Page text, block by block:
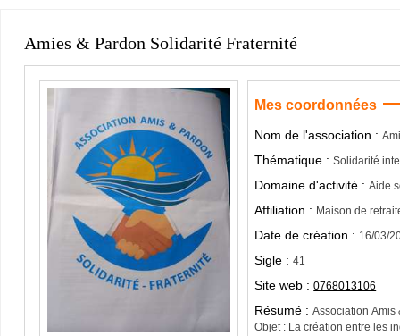
Amies & Pardon Solidarité Fraternité
Mes coordonnées
Nom de l'association :
Thématique :Solidarité
Domaine d'activité :Aide
Affiliation : Maison de
Date de création : 16/03/
Sigle :41
Site web :0768013106
Résumé :Association
Objet : La création entre les